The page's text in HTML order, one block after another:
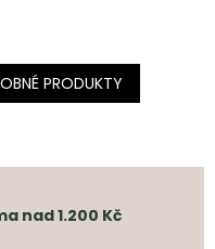
PRODUKTY
nad 1.200 Kč